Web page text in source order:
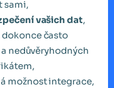
sami,
vašich dat,
často
nedůvěryhodných
možnost integrace,